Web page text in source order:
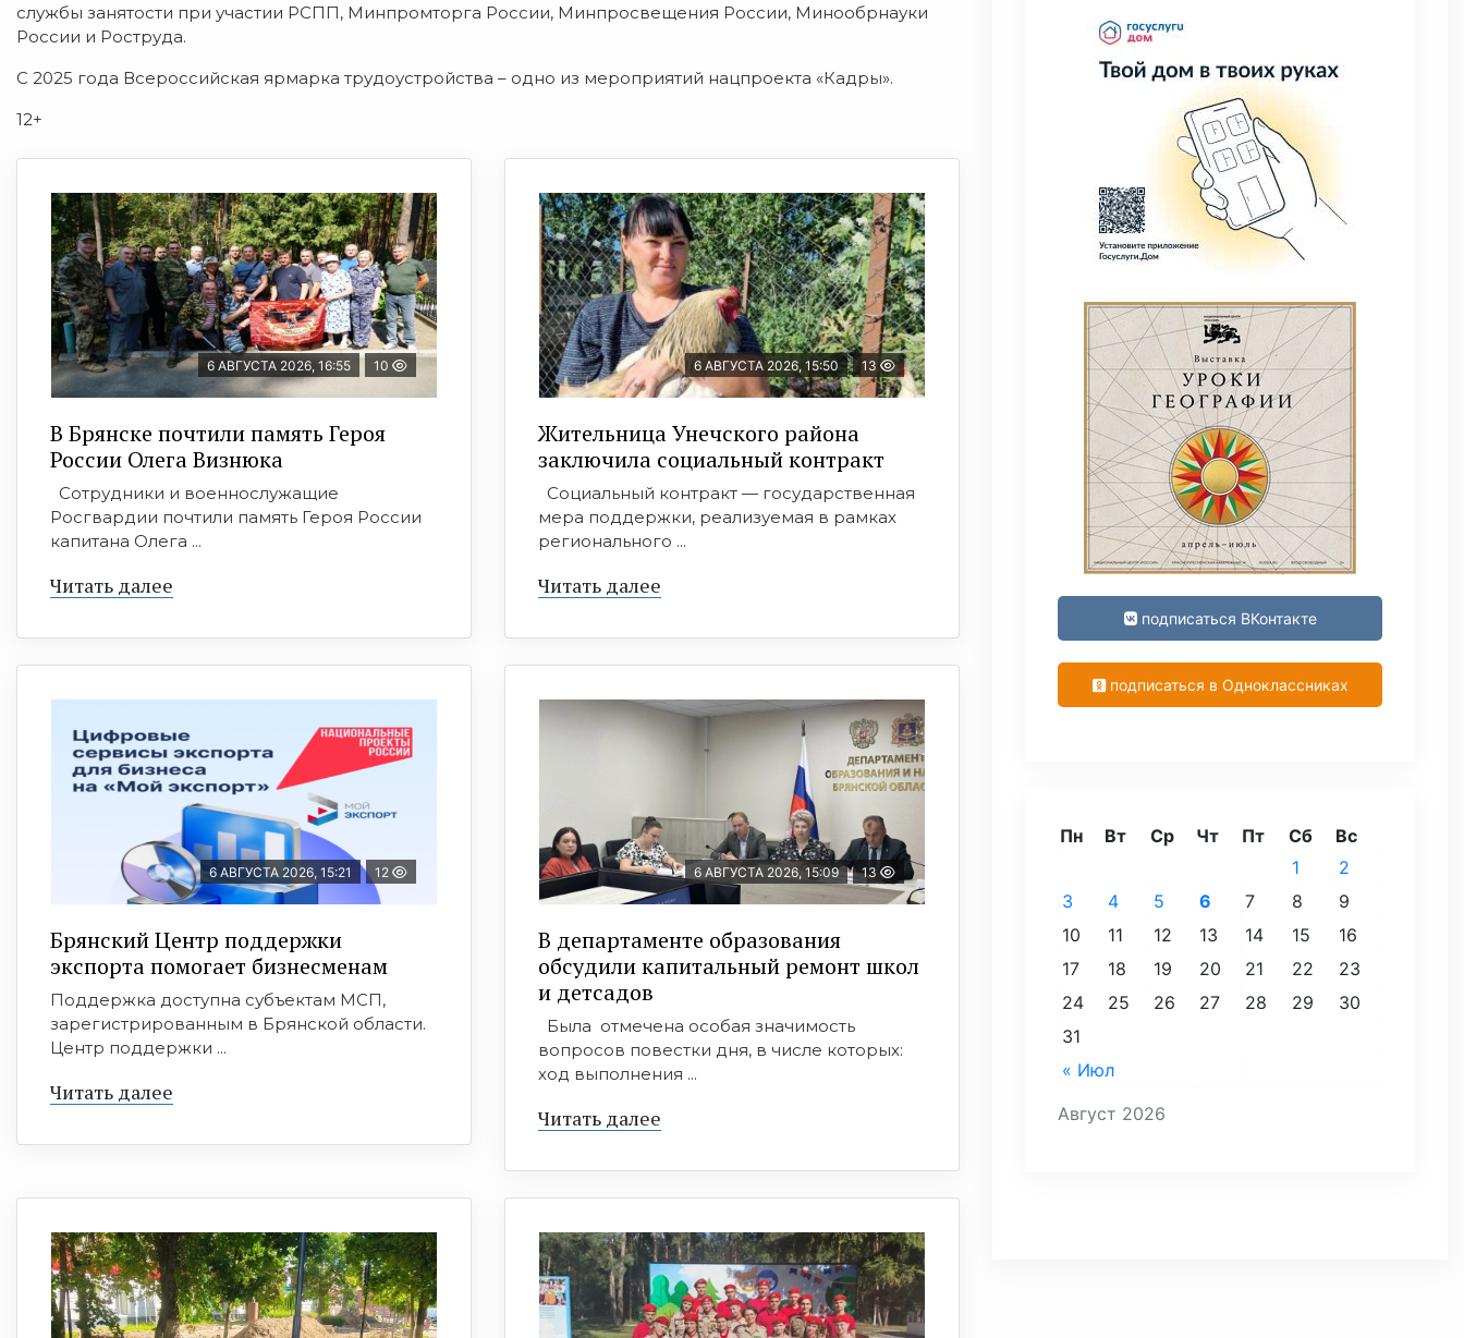
службы занятости при участии РСПП, Минпромторга России, Минпросвещения России, Минообрнауки
России и Роструда.
С 2025 года Всероссийская ярмарка трудоустройства – одно из мероприятий нацпроекта «Кадры».
12+
6 АВГУСТА 2026, 16:55 10
В Брянске почтили память Героя
России Олега Визнюка
Сотрудники и военнослужащие
Росгвардии почтили память Героя России
капитана Олега ...
Читать далее
6 АВГУСТА 2026, 15:50 13
Жительница Унечского района
заключила социальный контракт
Социальный контракт — государственная
мера поддержки, реализуемая в рамках
регионального ...
Читать далее
6 АВГУСТА 2026, 15:21 12
Брянский Центр поддержки
экспорта помогает бизнесменам
Поддержка доступна субъектам МСП,
зарегистрированным в Брянской области.
Центр поддержки ...
Читать далее
6 АВГУСТА 2026, 15:09 13
В департаменте образования
обсудили капитальный ремонт школ
и детсадов
Была отмечена особая значимость
вопросов повестки дня, в числе которых:
ход выполнения ...
Читать далее
подписаться ВКонтакте
подписаться в Одноклассниках
Август 2026
Пн Вт Ср Чт Пт Сб Вс
« Июл
1
2
3
4 5 6 7 8
9
10
11 12 13 14 15
16
17
18 19 20 21 22
23
24
25 26 27 28 29
30
31